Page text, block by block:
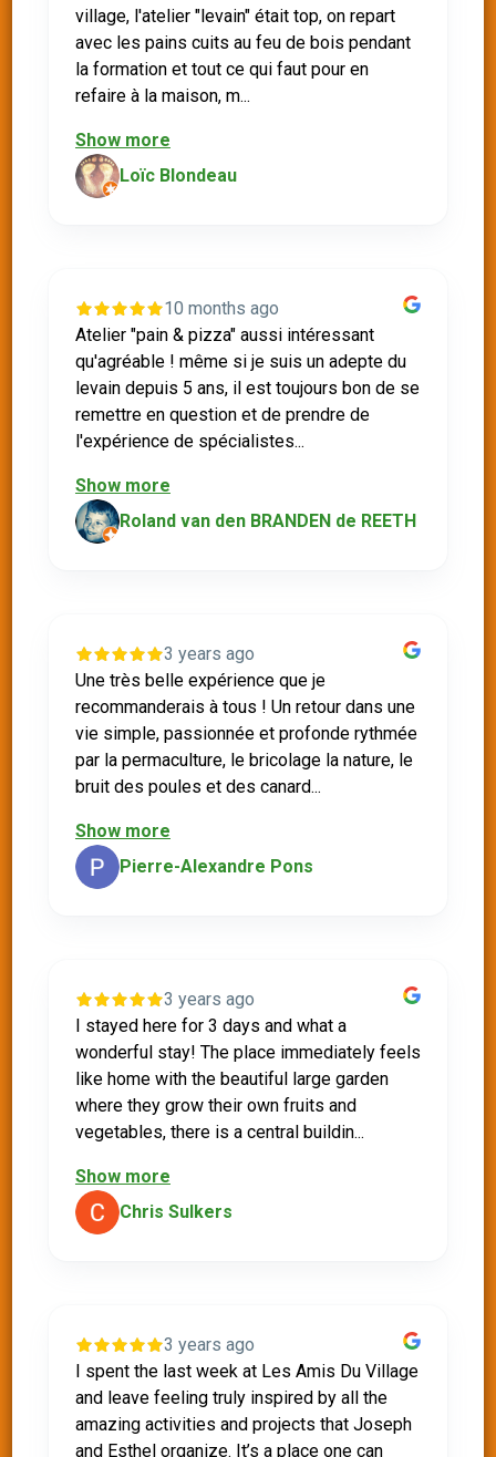
village, l'atelier "levain" était top, on repart
avec les pains cuits au feu de bois pendant
la formation et tout ce qui faut pour en
refaire à la maison, m...
Show more
Loïc Blondeau
10 months ago
Atelier "pain & pizza" aussi intéressant
qu'agréable ! même si je suis un adepte du
levain depuis 5 ans, il est toujours bon de se
remettre en question et de prendre de
l'expérience de spécialistes...
Show more
Roland van den BRANDEN de REETH
3 years ago
Une très belle expérience que je
recommanderais à tous ! Un retour dans une
vie simple, passionnée et profonde rythmée
par la permaculture, le bricolage la nature, le
bruit des poules et des canard...
Show more
Pierre-Alexandre Pons
3 years ago
I stayed here for 3 days and what a
wonderful stay! The place immediately feels
like home with the beautiful large garden
where they grow their own fruits and
vegetables, there is a central buildin...
Show more
Chris Sulkers
3 years ago
I spent the last week at Les Amis Du Village
and leave feeling truly inspired by all the
amazing activities and projects that Joseph
and Esthel organize. It’s a place one can